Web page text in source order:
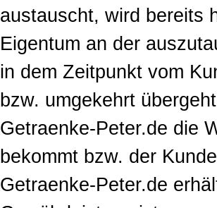
austauscht, wird bereits
Eigentum an der
in dem Zeitpunkt vom
bzw. umgekehrt
Getraenke-Peter.de die
bekommt bzw. der
Getraenke-Peter.de